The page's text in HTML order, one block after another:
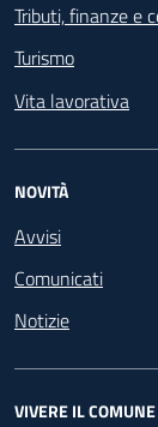
Tributi, finanze e
Turismo
Vita lavorativa
NOVITÀ
Avvisi
Comunicati
Notizie
VIVERE IL COMUNE